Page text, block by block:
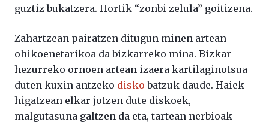
guztiz bukatzera. Hortik “zonbi zelula” goitizena.
Zahartzean pairatzen ditugun minen artean
ohikoenetarikoa da bizkarreko mina. Bizkar-
hezurreko ornoen artean izaera kartilaginotsua
duten kuxin antzeko disko batzuk daude. Haiek
higatzean elkar jotzen dute diskoek,
malgutasuna galtzen da eta, tartean nerbioak